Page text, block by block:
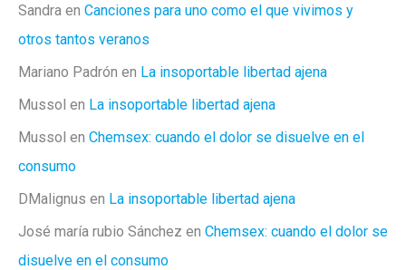
Sandra en Canciones para uno como el que vivimos y
otros tantos veranos
Mariano Padrón en La insoportable libertad ajena
Mussol en La insoportable libertad ajena
Mussol en Chemsex: cuando el dolor se disuelve en el
consumo
DMalignus en La insoportable libertad ajena
José maría rubio Sánchez en Chemsex: cuando el dolor se
disuelve en el consumo